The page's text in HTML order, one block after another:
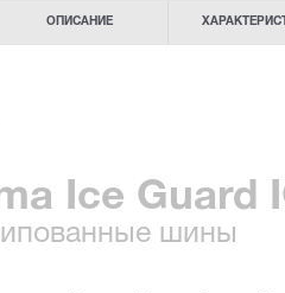
ОПИСАНИЕ
Ice Guard
шины